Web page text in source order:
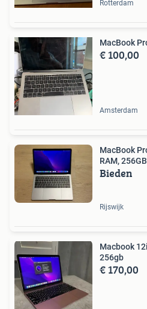
Rotterdam
MacBook
€ 100,00
Amsterdam
MacBook
RAM,
Bieden
Rijswijk
Macbook
256gb
€ 170,00